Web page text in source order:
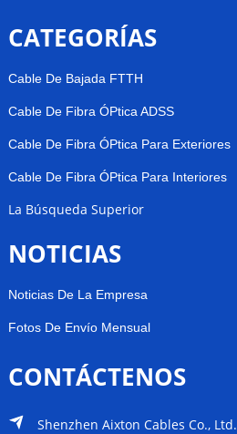
CATEGORÍAS
Cable De Bajada FTTH
Cable De Fibra ÓPtica ADSS
Cable De Fibra ÓPtica Para Exteriores
Cable De Fibra ÓPtica Para Interiores
La Búsqueda Superior
NOTICIAS
Noticias De La Empresa
Fotos De Envío Mensual
CONTÁCTENOS
Shenzhen Aixton Cables Co., Ltd.